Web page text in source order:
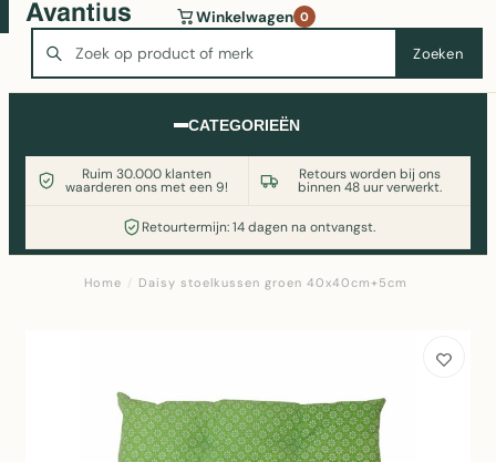
Zoeken
Winkelwagen 0
CATEGORIEËN
Ruim 30.000 klanten
waarderen ons met een 9!
Retours worden bij ons
binnen 48 uur verwerkt.
Retourtermijn: 14 dagen na ontvangst.
Wasmachine of koelkast nodig? Vergelijk alle prijzen op
Witgoedaanbod.nl
Home / Daisy stoelkussen groen 40x40cm+5cm